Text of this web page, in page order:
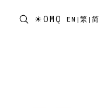
☀OMQ EN |繁 |简